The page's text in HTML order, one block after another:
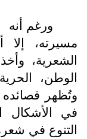
ورغم
مسيرته،
الشعرية،
الوطن،
وتُظهر قصائده
في الأشكال
التنوع في